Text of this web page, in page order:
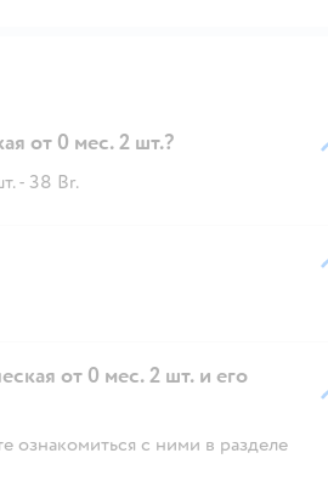
от 0 мес. 2 шт.?
- 38 Br.
от 0 мес. 2 шт. и его
ознакомиться с ними в разделе